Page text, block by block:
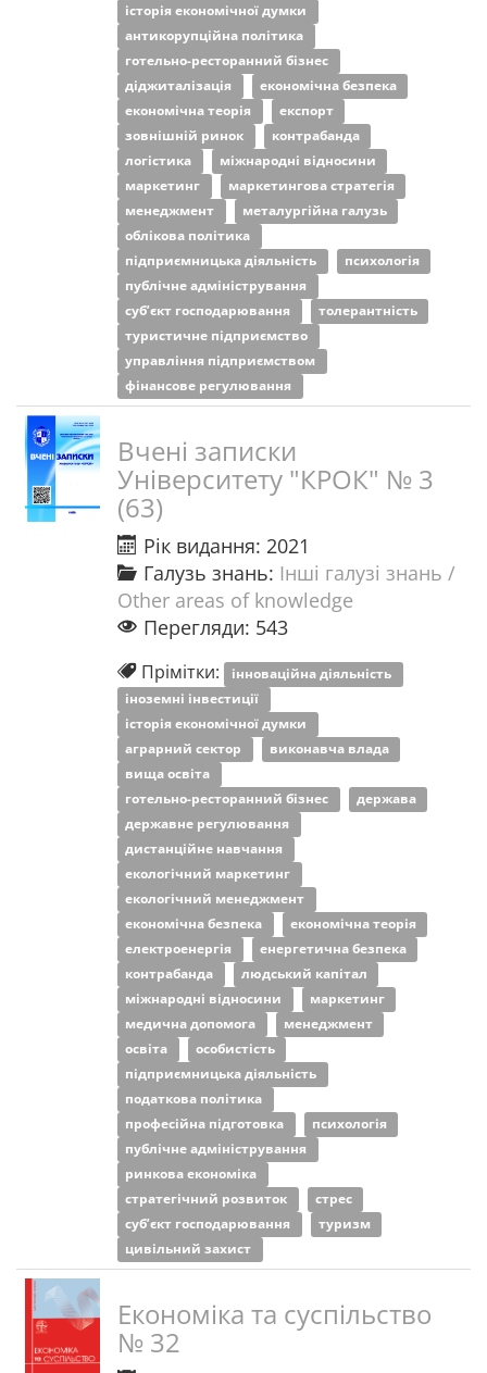
історія економічної думки
антикорупційна політика
готельно-ресторанний бізнес
діджиталізація
економічна безпека
економічна теорія
експорт
зовнішній ринок
контрабанда
логістика
міжнародні відносини
маркетинг
маркетингова стратегія
менеджмент
металургійна галузь
облікова політика
підприємницька діяльність
психологія
публічне адміністрування
суб’єкт господарювання
толерантність
туристичне підприємство
управління підприємством
фінансове регулювання
Вчені записки
Університету "КРОК" № 3
(63)
Рік видання: 2021
Галузь знань: Інші галузі знань /
Other areas of knowledge
Перегляди: 543
Прімітки: інноваційна діяльність
іноземні інвестиції
історія економічної думки
аграрний сектор
виконавча влада
вища освіта
готельно-ресторанний бізнес
держава
державне регулювання
дистанційне навчання
екологічний маркетинг
екологічний менеджмент
економічна безпека
економічна теорія
електроенергія
енергетична безпека
контрабанда
людський капітал
міжнародні відносини
маркетинг
медична допомога
менеджмент
освіта
особистість
підприємницька діяльність
податкова політика
професійна підготовка
психологія
публічне адміністрування
ринкова економіка
стратегічний розвиток
стрес
суб’єкт господарювання
туризм
цивільний захист
Економіка та суспільство
№ 32